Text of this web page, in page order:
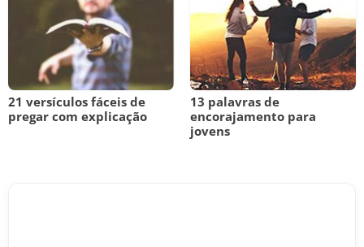
21 versículos fáceis de
pregar com explicação
13 palavras de
encorajamento para
jovens